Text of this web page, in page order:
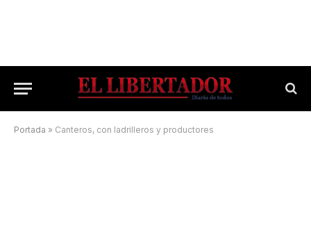
Portada » Canteros, con ladrilleros y productores